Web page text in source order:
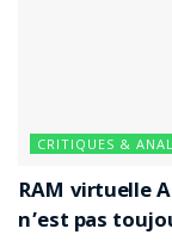
CRITIQUES &
RAM virtuelle
n’est pas